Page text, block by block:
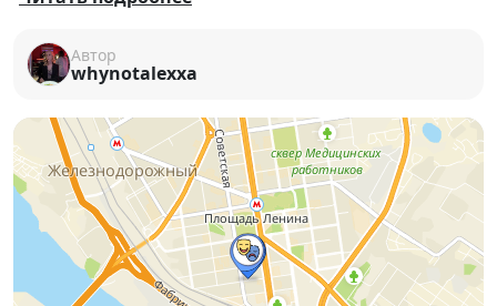
формате, где музыка звучит как неспешный и
искренний разговор.
В этот вечер для гостей выступит изысканное
джазовое трио, для которого джаз — это диалог,
наполненный нюансами, эмоциями и живым
дыханием момента.
Участники вечера:
Елена Кернер (вокал)— её исполнение
Автор
whynotalexxa